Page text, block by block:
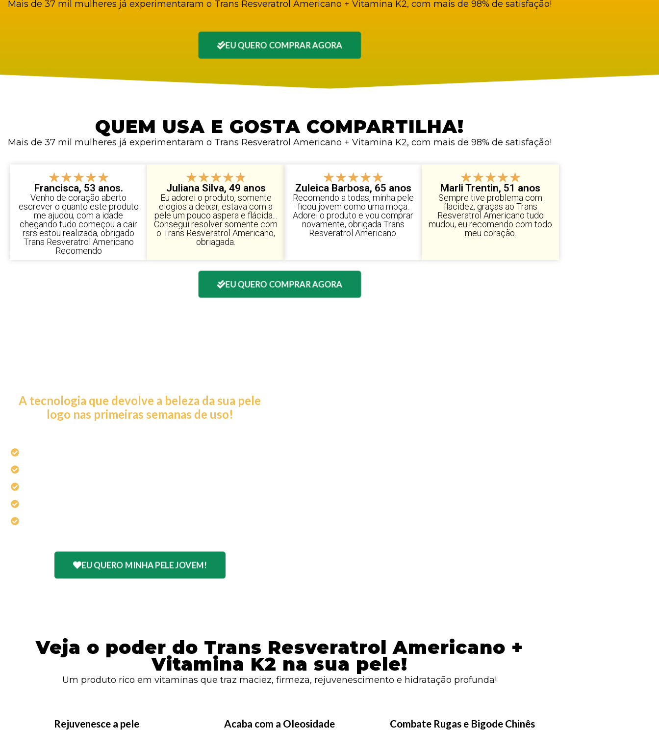
Mais de 37 mil mulheres já experimentaram o Trans Resveratrol Americano + Vitamina K2, com mais de 98% de satisfação!
EU QUERO COMPRAR AGORA
QUEM USA E GOSTA COMPARTILHA!
Mais de 37 mil mulheres já experimentaram o Trans Resveratrol Americano + Vitamina K2, com mais de 98% de satisfação!
★★★★★
Francisca, 53 anos.
Venho de coração aberto
escrever o quanto este produto
me ajudou, com a idade
chegando tudo começou a cair
rsrs estou realizada, obrigado
Trans Resveratrol Americano
Recomendo
★★★★★
Juliana Silva, 49 anos
Eu adorei o produto, somente
elogios a deixar, estava com a
pele um pouco aspera e flácida...
Consegui resolver somente com
o Trans Resveratrol Americano,
obriagada.
★★★★★
Zuleica Barbosa, 65 anos
Recomendo a todas, minha pele
ficou jovem como uma moça.
Adorei o produto e vou comprar
novamente, obrigada Trans
Resveratrol Americano.
★★★★★
Marli Trentin, 51 anos
Sempre tive problema com
flacidez, graças ao Trans
Resveratrol Americano tudo
mudou, eu recomendo com todo
meu coração.
EU QUERO COMPRAR AGORA
A tecnologia que devolve a beleza da sua pele
logo nas primeiras semanas de uso!
EU QUERO MINHA PELE JOVEM!
Veja o poder do Trans Resveratrol Americano +
Vitamina K2 na sua pele!
Um produto rico em vitaminas que traz maciez, firmeza, rejuvenescimento e hidratação profunda!
Rejuvenesce a pele Acaba com a Oleosidade Combate Rugas e Bigode Chinês